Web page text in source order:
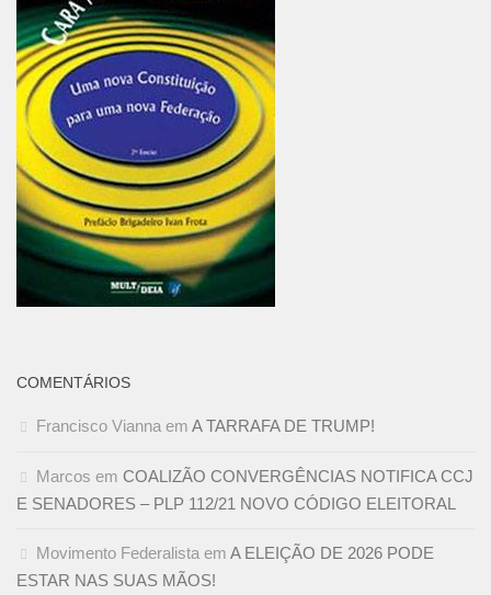
COMENTÁRIOS
Francisco Vianna em A TARRAFA DE TRUMP!
Marcos em COALIZÃO CONVERGÊNCIAS NOTIFICA CCJ
E SENADORES – PLP 112/21 NOVO CÓDIGO ELEITORAL
Movimento Federalista em A ELEIÇÃO DE 2026 PODE
ESTAR NAS SUAS MÃOS!